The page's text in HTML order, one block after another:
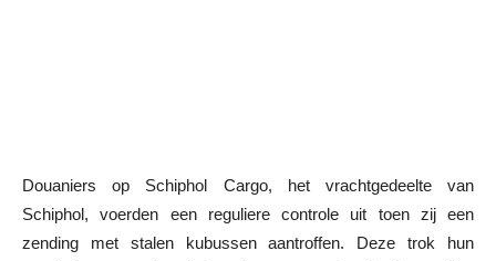
Douaniers op Schiphol Cargo, het vrachtgedeelte van
Schiphol, voerden een reguliere controle uit toen zij een
zending met stalen kubussen aantroffen. Deze trok hun